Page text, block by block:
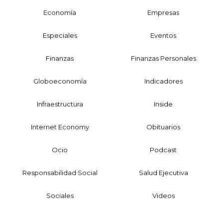
Economía Empresas
Especiales Eventos
Finanzas Finanzas Personales
Globoeconomía Indicadores
Infraestructura Inside
Internet Economy Obituarios
Ocio Podcast
Responsabilidad Social Salud Ejecutiva
Sociales Videos